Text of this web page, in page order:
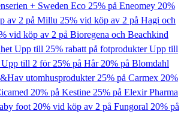
+ Sweden Eco 25% på Eneomey 20%
av 2 på Millu 25% vid köp av 2 på Hagi och
vid köp av 2 på Bioregena och Beachkind
Upp till 25% rabatt på fotprodukterUpp till
Upp till 2 för 25% på Hår20% på Blomdahl
utomhusprodukter25% på Carmex 20%
20% på Kestine 25% på Elexir Pharma
foot20% vid köp av 2 på Fungoral 20% på